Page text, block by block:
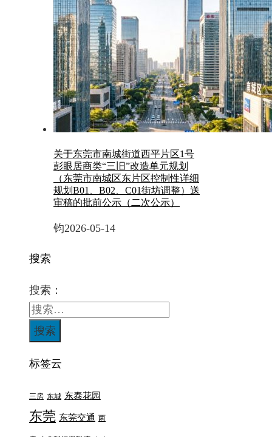
关于东莞市南城街道西平片区1号
彭眼居商类“三旧”改造单元规划
（东莞市南城区东片区控制性详细
规划B01、B02、C01街坊调整）送
审稿的批前公示（二次公示）
钧2026-05-14
搜索
搜索：
标签云
三房 东城 东泰花园
东莞 东莞交通 两